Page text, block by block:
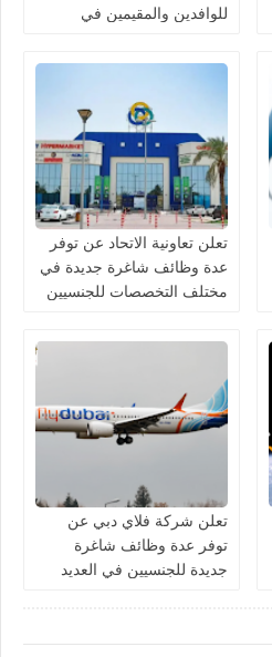
للوافدين والمقيمين في
تعلن تعاونية الاتحاد عن توفر
عدة وظائف شاغرة جديدة في
مختلف التخصصات للجنسيين
تعلن شركة فلاي دبي عن
توفر عدة وظائف شاغرة
جديدة للجنسيين في العديد